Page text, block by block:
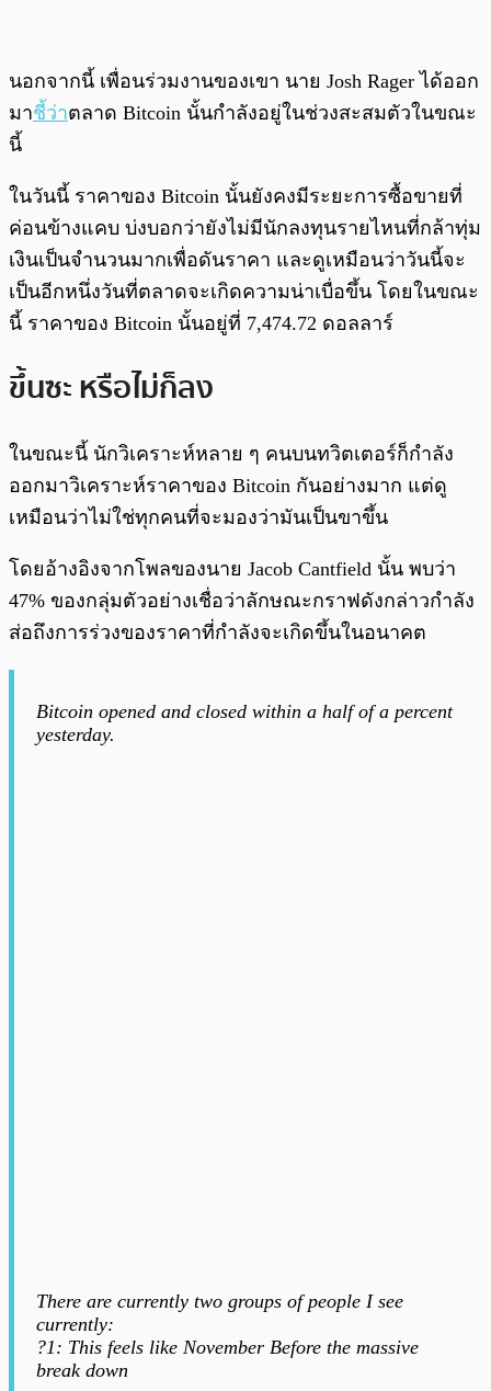
นอกจากนี้ เพื่อนร่วมงานของเขา นาย Josh Rager ได้ออก
มาชี้ว่าตลาด Bitcoin นั้นกำลังอยู่ในช่วงสะสมตัวในขณะ
นี้
ในวันนี้ ราคาของ Bitcoin นั้นยังคงมีระยะการซื้อขายที่
ค่อนข้างแคบ บ่งบอกว่ายังไม่มีนักลงทุนรายไหนที่กล้าทุ่ม
เงินเป็นจำนวนมากเพื่อดันราคา และดูเหมือนว่าวันนี้จะ
เป็นอีกหนึ่งวันที่ตลาดจะเกิดความน่าเบื่อขึ้น โดยในขณะ
นี้ ราคาของ Bitcoin นั้นอยู่ที่ 7,474.72 ดอลลาร์
ขึ้นซะ หรือไม่ก็ลง
ในขณะนี้ นักวิเคราะห์หลาย ๆ คนบนทวิตเตอร์ก็กำลัง
ออกมาวิเคราะห์ราคาของ Bitcoin กันอย่างมาก แต่ดู
เหมือนว่าไม่ใช่ทุกคนที่จะมองว่ามันเป็นขาขึ้น
โดยอ้างอิงจากโพลของนาย Jacob Cantfield นั้น พบว่า
47% ของกลุ่มตัวอย่างเชื่อว่าลักษณะกราฟดังกล่าวกำลัง
ส่อถึงการร่วงของราคาที่กำลังจะเกิดขึ้นในอนาคต
Bitcoin opened and closed within a half of a percent
yesterday.
There are currently two groups of people I see
currently:
?1: This feels like November Before the massive
break down